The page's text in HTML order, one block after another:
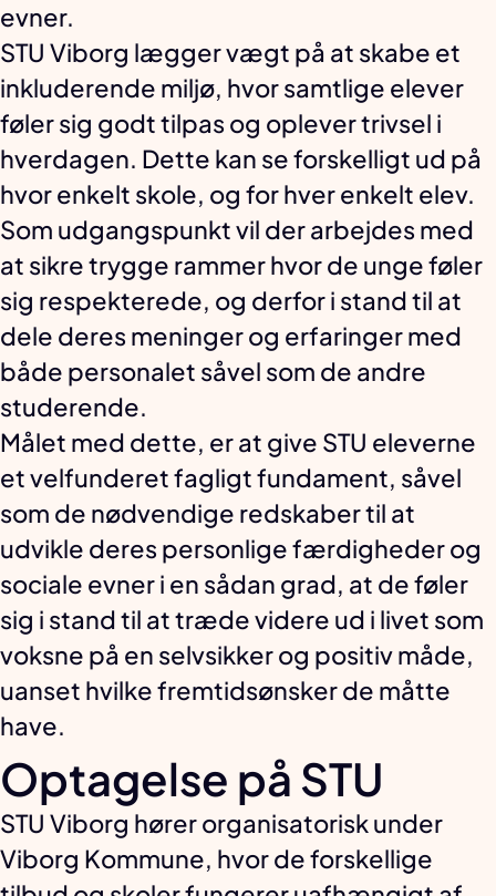
evner.
STU Viborg lægger vægt på at skabe et
inkluderende miljø, hvor samtlige elever
føler sig godt tilpas og oplever trivsel i
hverdagen. Dette kan se forskelligt ud på
hvor enkelt skole, og for hver enkelt elev.
Som udgangspunkt vil der arbejdes med
at sikre trygge rammer hvor de unge føler
sig respekterede, og derfor i stand til at
dele deres meninger og erfaringer med
både personalet såvel som de andre
studerende.
Målet med dette, er at give STU eleverne
et velfunderet fagligt fundament, såvel
som de nødvendige redskaber til at
udvikle deres personlige færdigheder og
sociale evner i en sådan grad, at de føler
sig i stand til at træde videre ud i livet som
voksne på en selvsikker og positiv måde,
uanset hvilke fremtidsønsker de måtte
have.
Optagelse på STU
STU Viborg hører organisatorisk under
Viborg Kommune, hvor de forskellige